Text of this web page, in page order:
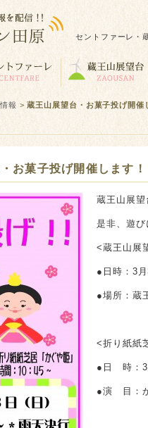
セントファーレ・
報 >蔵王山展望台・お菓子投げ開催
お菓子投げ開催します
蔵王山展
是非、遊
<蔵王山展
●日時：3
●場所：蔵
<折り紙紙
●日 時：3
●演 目：